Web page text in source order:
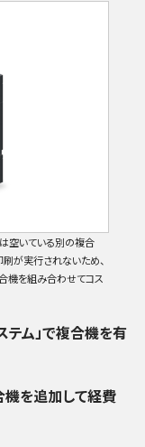
空いている別の複合
が実行されないため、
機を組み合わせてコス
テム」で複合機を有
を追加して経費